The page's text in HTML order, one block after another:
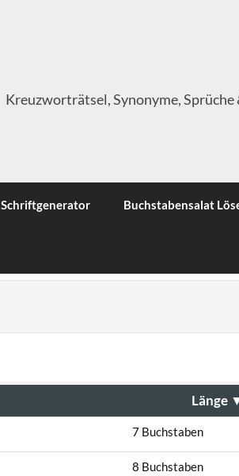
Kreuzworträtsel, Synonyme, Sprüche
Schriftgenerator Buchstabensalat
Länge
7 Buchstaben
8 Buchstaben